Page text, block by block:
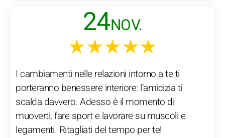
24NOV.
★★★★★
I cambiamenti nelle relazioni intorno a te ti
porteranno benessere interiore: l’amicizia ti
scalda davvero. Adesso è il momento di
muoverti, fare sport e lavorare su muscoli e
legamenti. Ritagliati del tempo per te!